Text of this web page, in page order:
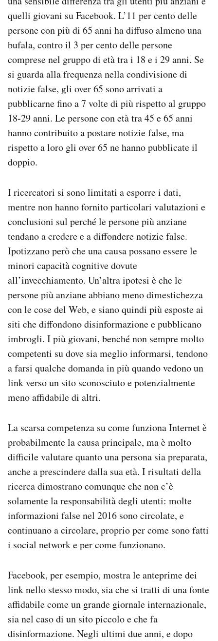
quelli giovani su Facebook. L’11 per cento delle
persone con più di 65 anni ha diffuso almeno una
bufala, contro il 3 per cento delle persone
comprese nel gruppo di età tra i 18 e i 29 anni. Se
si guarda alla frequenza nella condivisione di
notizie false, gli over 65 sono arrivati a
pubblicarne fino a 7 volte di più rispetto al gruppo
18-29 anni. Le persone con età tra 45 e 65 anni
hanno contribuito a postare notizie false, ma
rispetto a loro gli over 65 ne hanno pubblicate il
doppio.
I ricercatori si sono limitati a esporre i dati,
mentre non hanno fornito particolari valutazioni e
conclusioni sul perché le persone più anziane
tendano a credere e a diffondere notizie false.
Ipotizzano però che una causa possano essere le
minori capacità cognitive dovute
all’invecchiamento. Un’altra ipotesi è che le
persone più anziane abbiano meno dimestichezza
con le cose del Web, e siano quindi più esposte ai
siti che diffondono disinformazione e pubblicano
imbrogli. I più giovani, benché non sempre molto
competenti su dove sia meglio informarsi, tendono
a farsi qualche domanda in più quando vedono un
link verso un sito sconosciuto e potenzialmente
meno affidabile di altri.
La scarsa competenza su come funziona Internet è
probabilmente la causa principale, ma è molto
difficile valutare quanto una persona sia preparata,
anche a prescindere dalla sua età. I risultati della
ricerca dimostrano comunque che non c’è
solamente la responsabilità degli utenti: molte
informazioni false nel 2016 sono circolate, e
continuano a circolare, proprio per come sono fatti
i social network e per come funzionano.
Facebook, per esempio, mostra le anteprime dei
link nello stesso modo, sia che si tratti di una fonte
affidabile come un grande giornale internazionale,
sia nel caso di un sito piccolo e che fa
disinformazione. Negli ultimi due anni, e dopo